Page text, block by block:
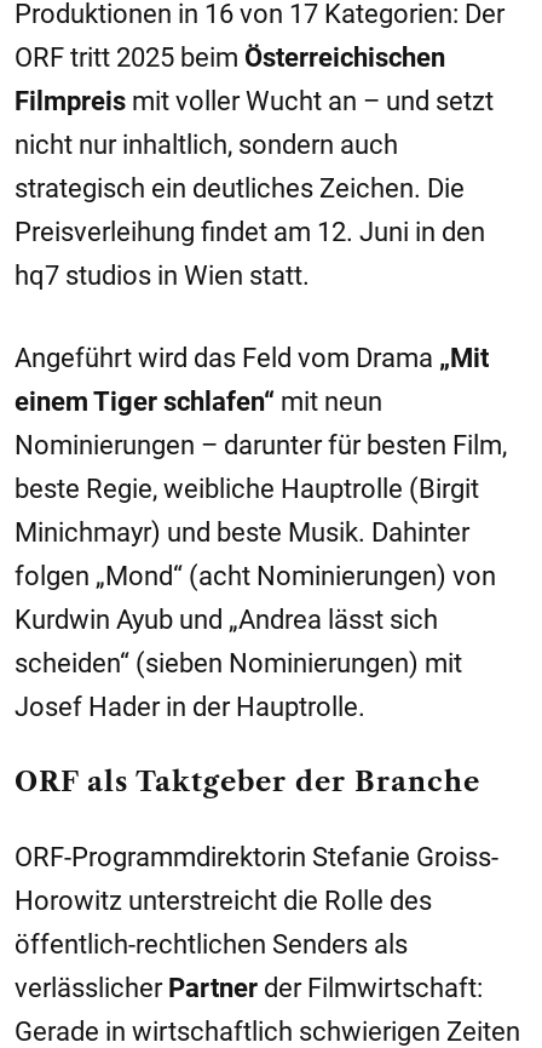
Produktionen in 16 von 17 Kategorien: Der
ORF tritt 2025 beim Österreichischen
Filmpreis mit voller Wucht an – und setzt
nicht nur inhaltlich, sondern auch
strategisch ein deutliches Zeichen. Die
Preisverleihung findet am 12. Juni in den
hq7 studios in Wien statt.
Angeführt wird das Feld vom Drama „Mit
einem Tiger schlafen“ mit neun
Nominierungen – darunter für besten Film,
beste Regie, weibliche Hauptrolle (Birgit
Minichmayr) und beste Musik. Dahinter
folgen „Mond“ (acht Nominierungen) von
Kurdwin Ayub und „Andrea lässt sich
scheiden“ (sieben Nominierungen) mit
Josef Hader in der Hauptrolle.
ORF als Taktgeber der Branche
ORF-Programmdirektorin Stefanie Groiss-
Horowitz unterstreicht die Rolle des
öffentlich-rechtlichen Senders als
verlässlicher Partner der Filmwirtschaft:
Gerade in wirtschaftlich schwierigen Zeiten